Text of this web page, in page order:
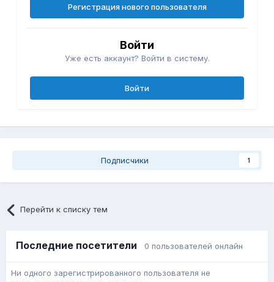
Регистрация нового пользователя
Войти
Уже есть аккаунт? Войти в систему.
Войти
Подписчики 1
Перейти к списку тем
Последние посетители 0 пользователей онлайн
Ни одного зарегистрированного пользователя не